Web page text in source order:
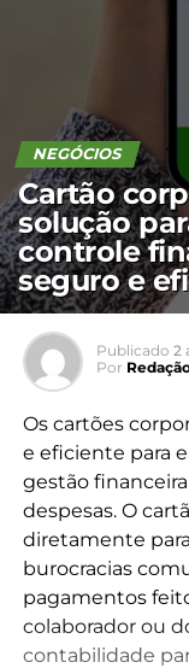
NEGÓCIOS
Cartão
solução
controle
seguro e
Publicado 2
Por
Os cartões
e eficiente para
gestão
despesas. O
diretamente
burocracias
pagamentos
colaborador ou
contabilidade